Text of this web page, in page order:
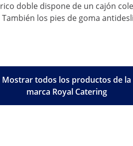
doble dispone de un cajón
los pies de goma
Mostrar todos los productos de la
marca Royal Catering